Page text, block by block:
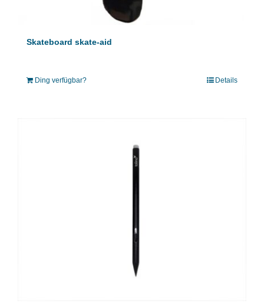
Skateboard skate-aid
Ding verfügbar? Details